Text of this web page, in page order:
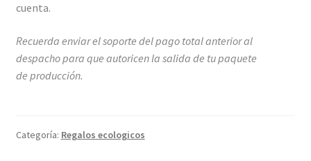
cuenta.
Recuerda enviar el soporte del pago total anterior al
despacho para que autoricen la salida de tu paquete
de producción.
Categoría: Regalos ecologicos